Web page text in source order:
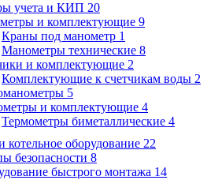
учета и КИП 20
и комплектующие 9
Краны под манометр 1
Манометры технические 8
и комплектующие 2
Комплектующие к счетчикам воды 2
5
и комплектующие 4
Термометры биметаллические 4
котельное оборудование 22
безопасности 8
быстрого монтажа 14